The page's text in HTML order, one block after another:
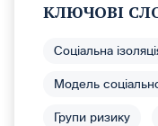
КЛЮЧОВІ
Соціальна
Модель
Групи ризику